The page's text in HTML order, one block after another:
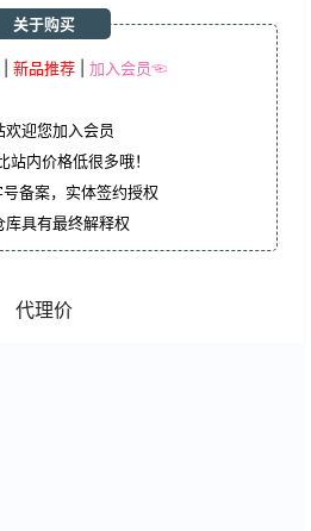
新品推荐 加入会员☜
关于购买
欢迎您加入会员
站内价格低很多哦！
备案，实体签约授权
库具有最终解释权
代理价